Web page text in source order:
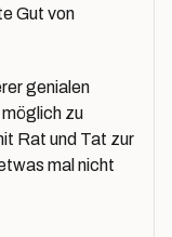
Gut von
genialen
zu
Rat und Tat zur
mal nicht